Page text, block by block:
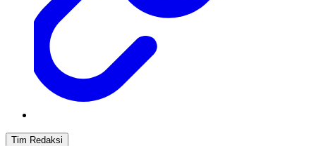
Tim Redaksi